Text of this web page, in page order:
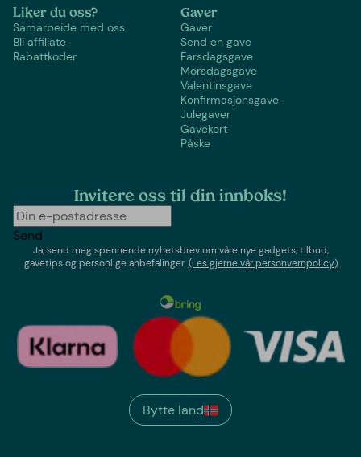
Liker du oss?
Samarbeide med oss
Bli affiliate
Rabattkoder
Gaver
Gaver
Send en gave
Farsdagsgave
Morsdagsgave
Valentinsgave
Konfirmasjonsgave
Julegaver
Gavekort
Påske
Invitere oss til din innboks!
Send
Ja, send meg spennende nyhetsbrev om våre nye gadgets, tilbud,
gavetips og personlige anbefalinger.(Les gjerne vår personvernpolicy)
Bytte land